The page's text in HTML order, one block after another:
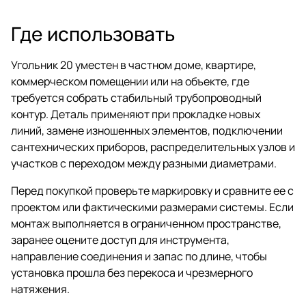
Где использовать
Угольник 20 уместен в частном доме, квартире,
коммерческом помещении или на объекте, где
требуется собрать стабильный трубопроводный
контур. Деталь применяют при прокладке новых
линий, замене изношенных элементов, подключении
сантехнических приборов, распределительных узлов и
участков с переходом между разными диаметрами.
Перед покупкой проверьте маркировку и сравните ее с
проектом или фактическими размерами системы. Если
монтаж выполняется в ограниченном пространстве,
заранее оцените доступ для инструмента,
направление соединения и запас по длине, чтобы
установка прошла без перекоса и чрезмерного
натяжения.